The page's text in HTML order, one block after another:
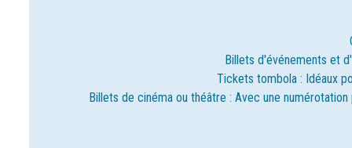
Billets d'événements et
Tickets tombola : Idéaux
Billets de cinéma ou théâtre : Avec une
Pour loteries, tombolas et tirages
au sort, avec perforation et
et